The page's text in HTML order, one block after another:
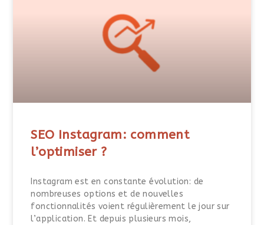
SEO Instagram: comment
l’optimiser ?
Instagram est en constante évolution: de
nombreuses options et de nouvelles
fonctionnalités voient régulièrement le jour sur
l’application. Et depuis plusieurs mois,